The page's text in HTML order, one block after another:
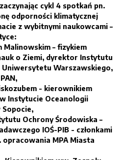
cykl 4 spotkań pn.
odporności klimatycznej
z wybitnymi naukowcami –
Malinowskim – fizykiem
o Ziemi, dyrektor Instytutu
Uniwersytetu Warszawskiego,
- kierownikiem
Instytucie Oceanologii
Sopocie,
Ochrony Środowiska –
IOŚ-PIB - członkami
opracowania MPA Miasta